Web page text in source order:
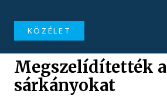
KÖZÉLET
Megszelídítették a
sárkányokat